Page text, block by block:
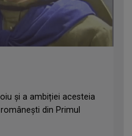
și a ambiției acesteia
din Primul